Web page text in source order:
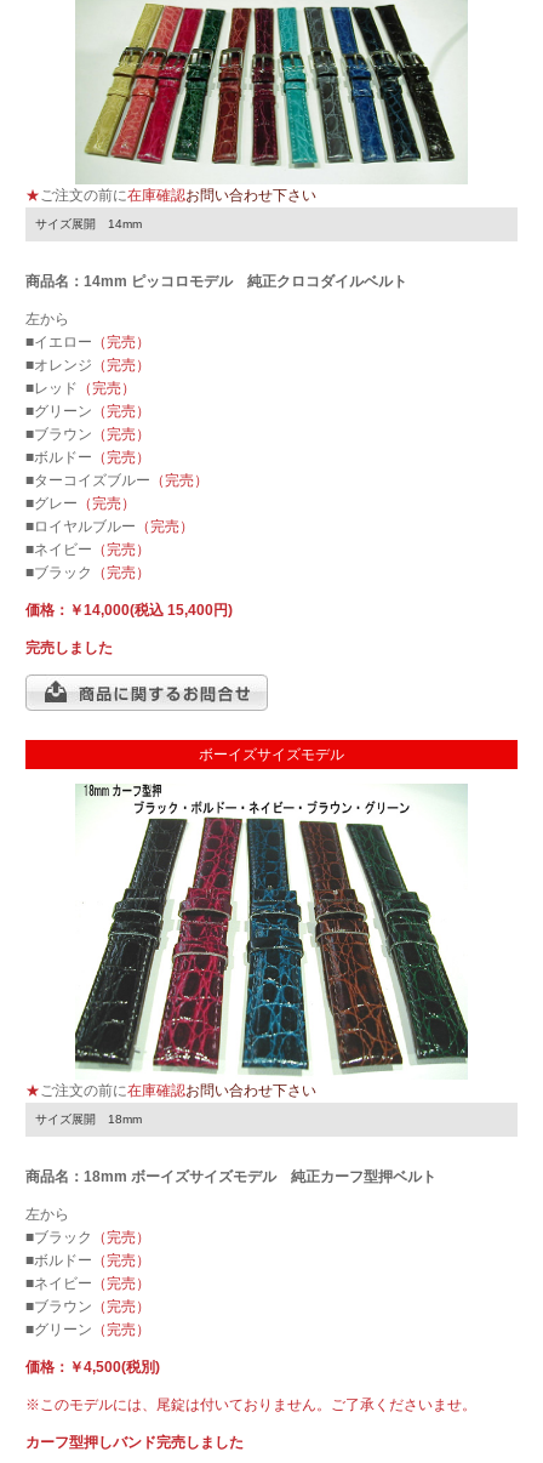
★ ご注文の前に在庫確認お問い合わせ下さい
サイズ展開 14mm
商品名：14mm ピッコロモデル 純正クロコダイルベルト
左から
■イエロー （完売）
■オレンジ （完売）
■レッド （完売）
■グリーン （完売）
■ブラウン （完売）
■ボルドー （完売）
■ターコイズブルー （完売）
■グレー （完売）
■ロイヤルブルー （完売）
■ネイビー （完売）
■ブラック
（完売）
価格：￥14,000(税込 15,400円)
完売しました
ボーイズサイズモデル
★ ご注文の前に在庫確認お問い合わせ下さい
サイズ展開 18mm
商品名：18mm ボーイズサイズモデル 純正カーフ型押ベルト
左から
■ブラック
（完売）
■ボルドー （完売）
■ネイビー （完売）
■ブラウン （完売）
■グリーン （完売）
価格：￥4,500(税別)
※このモデルには、尾錠は付いておりません。ご了承くださいませ。
カーフ型押しバンド完売しました